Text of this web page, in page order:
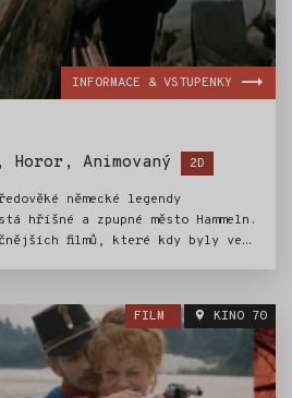
Animovaný Štítky:
2D
německé legendy
a zpupné město Hammeln.
filmů, které kdy byly ve
cit a láska. Film Krysař patří
díla české i světové
INFORMACE & VSTUPENKY
FILM KINO 70